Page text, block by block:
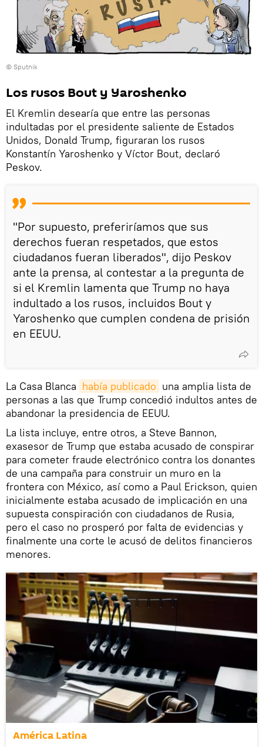
© Sputnik
Los rusos Bout y Yaroshenko
El Kremlin desearía que entre las personas
indultadas por el presidente saliente de Estados
Unidos, Donald Trump, figuraran los rusos
Konstantín Yaroshenko y Víctor Bout, declaró
Peskov.
"Por supuesto, preferiríamos que sus
derechos fueran respetados, que estos
ciudadanos fueran liberados", dijo Peskov
ante la prensa, al contestar a la pregunta de
si el Kremlin lamenta que Trump no haya
indultado a los rusos, incluidos Bout y
Yaroshenko que cumplen condena de prisión
en EEUU.
La Casa Blanca había publicado una amplia lista de
personas a las que Trump concedió indultos antes de
abandonar la presidencia de EEUU.
La lista incluye, entre otros, a Steve Bannon,
exasesor de Trump que estaba acusado de conspirar
para cometer fraude electrónico contra los donantes
de una campaña para construir un muro en la
frontera con México, así como a Paul Erickson, quien
inicialmente estaba acusado de implicación en una
supuesta conspiración con ciudadanos de Rusia,
pero el caso no prosperó por falta de evidencias y
finalmente una corte le acusó de delitos financieros
menores.
América Latina